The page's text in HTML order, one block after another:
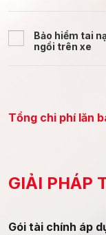
Bảo hiểm tai
ngồi trên xe
Tổng chi phí lăn
GIẢI PHÁP
Gói tài chính áp